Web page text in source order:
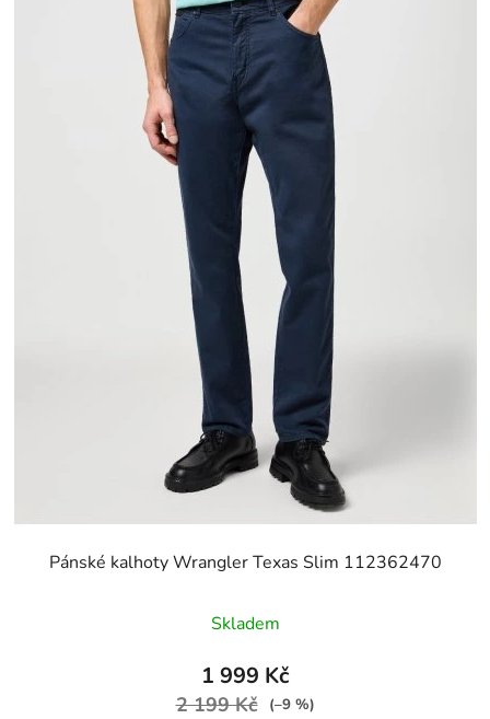
Pánské kalhoty Wrangler Texas Slim 112362470
Skladem
1 999 Kč
2 199 Kč (–9 %)